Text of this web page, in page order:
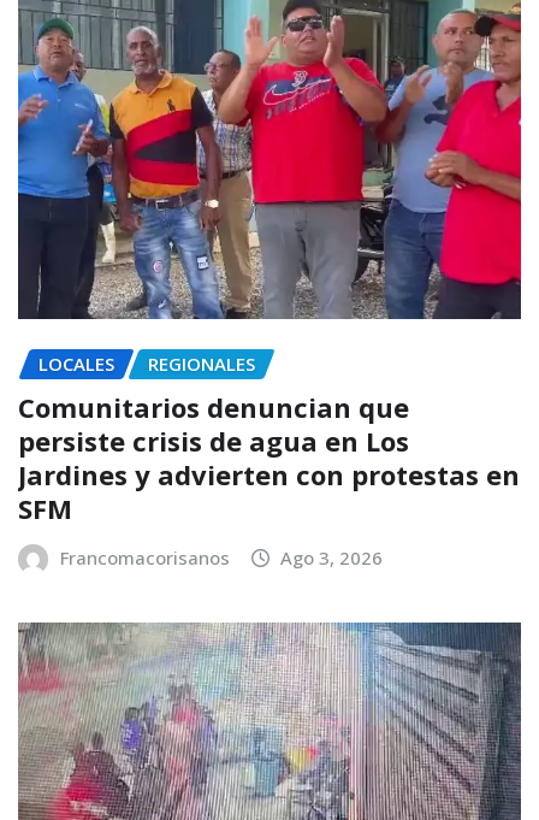
LOCALES REGIONALES
Comunitarios denuncian que
persiste crisis de agua en Los
Jardines y advierten con protestas en
SFM
Francomacorisanos Ago 3, 2026